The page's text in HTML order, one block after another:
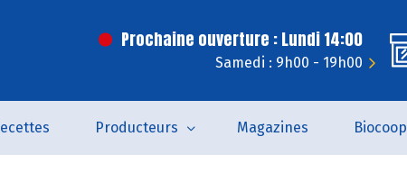
Prochaine ouverture : Lundi 14:00
Samedi : 9h00 - 19h00
Producteurs Magazines Biocoop